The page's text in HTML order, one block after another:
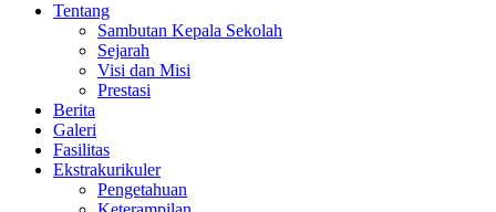
Tentang
Sambutan Kepala Sekolah
Sejarah
Visi dan Misi
Prestasi
Berita
Galeri
Fasilitas
Ekstrakurikuler
Pengetahuan